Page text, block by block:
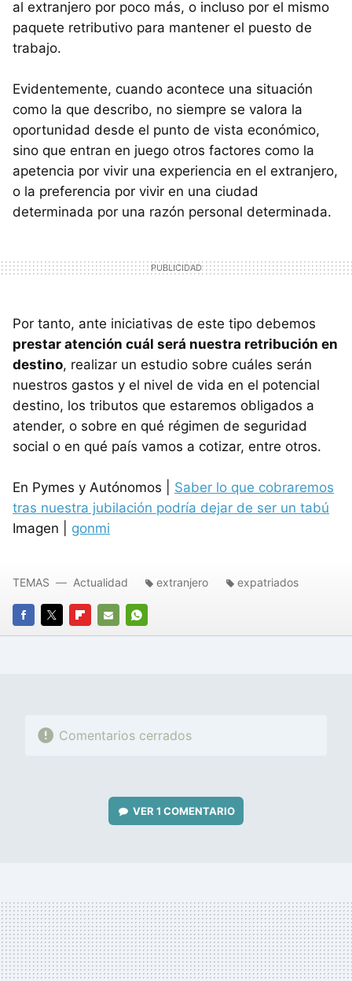
al extranjero por poco más, o incluso por el mismo
paquete retributivo para mantener el puesto de
trabajo.
Evidentemente, cuando acontece una situación
como la que describo, no siempre se valora la
oportunidad desde el punto de vista económico,
sino que entran en juego otros factores como la
apetencia por vivir una experiencia en el extranjero,
o la preferencia por vivir en una ciudad
determinada por una razón personal determinada.
Por tanto, ante iniciativas de este tipo debemos
prestar atención cuál será nuestra retribución en
destino, realizar un estudio sobre cuáles serán
nuestros gastos y el nivel de vida en el potencial
destino, los tributos que estaremos obligados a
atender, o sobre en qué régimen de seguridad
social o en qué país vamos a cotizar, entre otros.
En Pymes y Autónomos | Saber lo que cobraremos
tras nuestra jubilación podría dejar de ser un tabú
Imagen | gonmi
FACEBOOK
TWITTERFLIPBOARD
E-
WHATSAPP
TEMAS Actualidad extranjero expatriados
Comentarios cerrados
VER 1 COMENTARIO